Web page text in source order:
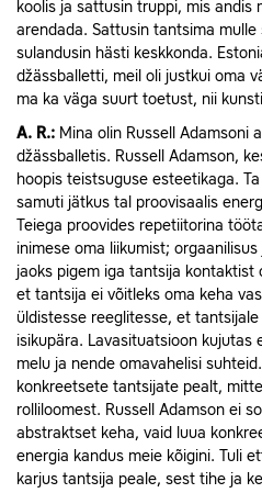
koolis ja sattusin truppi, mis andis
arendada. Sattusin tantsima
sulandusin hästi keskkonda.
džässballetti, meil oli justkui oma
ma ka väga suurt toetust, nii
A. R.: Mina olin Russell Adamsoni
džässballetis. Russell Adamson,
hoopis teistsuguse esteetikaga.
samuti jätkus tal proovisaalis
Teiega proovides repetiitorina
inimese oma liikumist;
jaoks pigem iga tantsija kontaktist
et tantsija ei võitleks oma keha
üldistesse reeglitesse, et
isikupära. Lavasituatsioon kujutas
melu ja nende omavahelisi
konkreetsete tantsijate pealt,
rolliloomest. Russell Adamson ei
abstraktset keha, vaid luua
energia kandus meie kõigini. Tuli
karjus tantsija peale, sest tihe ja